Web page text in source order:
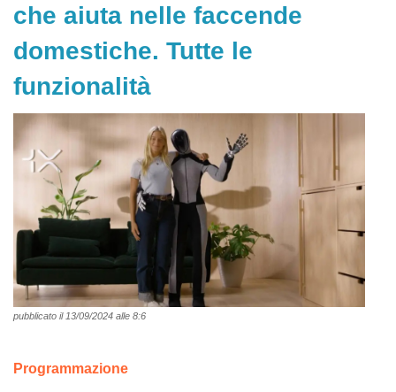
che aiuta nelle faccende
domestiche. Tutte le
funzionalità
pubblicato il 13/09/2024 alle 8:6
Programmazione